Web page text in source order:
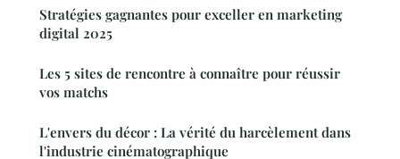
Stratégies gagnantes pour exceller en marketing
digital 2025
Les 5 sites de rencontre à connaître pour réussir
vos matchs
L'envers du décor : La vérité du harcèlement dans
l'industrie cinématographique